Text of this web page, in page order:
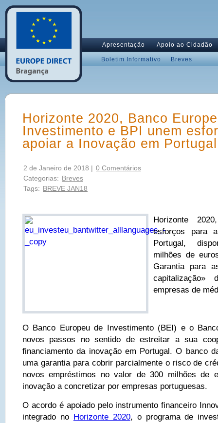
Apresentação Apoio ao Cidadão
Boletim Informativo Breves
Horizonte 2020, Banco
Investimento e BPI unem
apoiar a Inovação em Portugal
2 de Janeiro de 2018 | 0 Comentários
Categorias: Breves
Tags: BREVE JAN18
Horizonte
esforços para
Portugal,
milhões de
Garantia para
empresas de
O Banco Europeu de Investimento (BEI) e o
novos passos no sentido de estreitar a sua
financiamento da inovação em Portugal. O banco
uma garantia para cobrir parcialmente o risco de
novos empréstimos no valor de 300 milhões de
inovação a concretizar por empresas portuguesas.
O acordo é apoiado pelo instrumento financeiro
integrado no Horizonte 2020, o programa de